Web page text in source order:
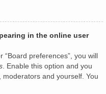
in the online user
preferences”, you will
. Enable this option and you
and yourself. You